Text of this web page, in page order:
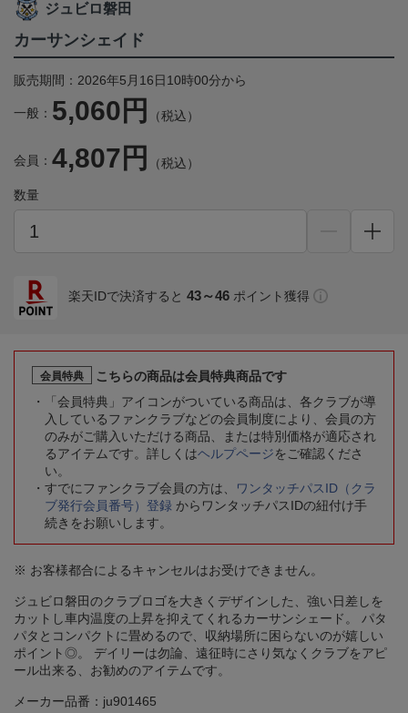
ジュビロ磐田
カーサンシェイド
販売期間：2026年5月16日10時00分から
一般： 5,060円 （税込）
会員： 4,807円 （税込）
数量
楽天IDで決済すると 43～46 ポイント獲得
会員特典
こちらの商品は会員特典商品です
「会員特典」アイコンがついている商品は、各クラブが導
入しているファンクラブなどの会員制度により、会員の方
のみがご購入いただける商品、または特別価格が適応され
るアイテムです。詳しくはヘルプページをご確認くださ
い。
すでにファンクラブ会員の方は、
ワンタッチパスID（クラ
ブ発行会員番号）登録 からワンタッチパスIDの紐付け手
続きをお願いします。
※ お客様都合によるキャンセルはお受けできません。
ジュビロ磐田のクラブロゴを大きくデザインした、強い日差しを
カットし車内温度の上昇を抑えてくれるカーサンシェード。 パタ
パタとコンパクトに畳めるので、収納場所に困らないのが嬉しい
ポイント◎。 デイリーは勿論、遠征時にさり気なくクラブをアピ
ール出来る、お勧めのアイテムです。
メーカー品番：ju901465